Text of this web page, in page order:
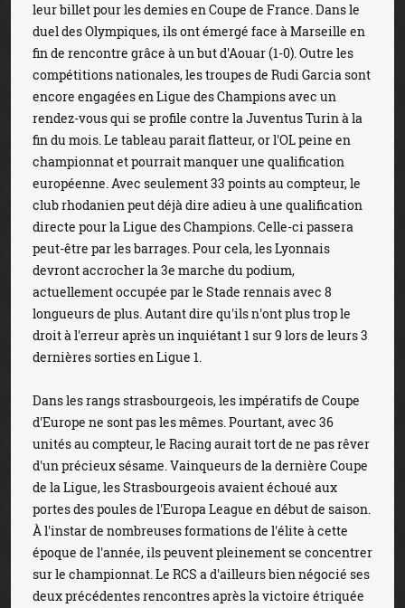
leur billet pour les demies en Coupe de France. Dans le
duel des Olympiques, ils ont émergé face à Marseille en
fin de rencontre grâce à un but d'Aouar (1-0). Outre les
compétitions nationales, les troupes de Rudi Garcia sont
encore engagées en Ligue des Champions avec un
rendez-vous qui se profile contre la Juventus Turin à la
fin du mois. Le tableau parait flatteur, or l'OL peine en
championnat et pourrait manquer une qualification
européenne. Avec seulement 33 points au compteur, le
club rhodanien peut déjà dire adieu à une qualification
directe pour la Ligue des Champions. Celle-ci passera
peut-être par les barrages. Pour cela, les Lyonnais
devront accrocher la 3e marche du podium,
actuellement occupée par le Stade rennais avec 8
longueurs de plus. Autant dire qu'ils n'ont plus trop le
droit à l'erreur après un inquiétant 1 sur 9 lors de leurs 3
dernières sorties en Ligue 1.
Dans les rangs strasbourgeois, les impératifs de Coupe
d'Europe ne sont pas les mêmes. Pourtant, avec 36
unités au compteur, le Racing aurait tort de ne pas rêver
d'un précieux sésame. Vainqueurs de la dernière Coupe
de la Ligue, les Strasbourgeois avaient échoué aux
portes des poules de l'Europa League en début de saison.
À l'instar de nombreuses formations de l'élite à cette
époque de l'année, ils peuvent pleinement se concentrer
sur le championnat. Le RCS a d'ailleurs bien négocié ses
deux précédentes rencontres après la victoire étriquée